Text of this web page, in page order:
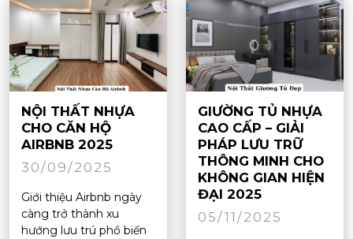
NỘI THẤT NHỰA
CHO CĂN HỘ
AIRBNB 2025
30/09/2025
Giới thiệu Airbnb ngày
càng trở thành xu
hướng lưu trú phổ biến
GIƯỜNG TỦ NHỰA
CAO CẤP – GIẢI
PHÁP LƯU TRỮ
THÔNG MINH CHO
KHÔNG GIAN HIỆN
ĐẠI 2025
05/11/2025